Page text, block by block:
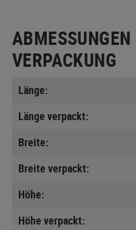
VERPACKUNG
Länge:
Länge verpackt:
Breite:
Breite verpackt:
Höhe:
Höhe verpackt: